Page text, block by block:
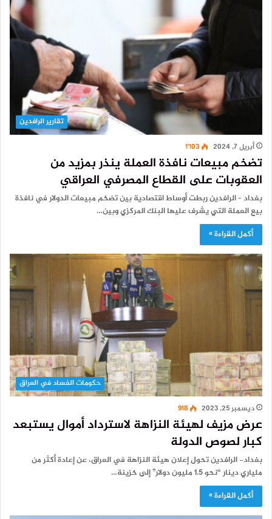
تقارير الرافدين
أبريل 7, 2024
1٬103
تضخم مبيعات نافذة العملة ينذر بمزيد من
العقوبات على القطاع المصرفي العراقي
بغداد – الرافدين ربطت أوساط اقتصادية بين تضخم مبيعات الدولار في نافذة
بيع العملة التي يشرف عليها البنك المركزي وبين…
أكمل القراءة »
حكومات الفساد في العراق
ديسمبر 25, 2023
918
عرض مزيف لهيئة النزاهة لاسترداد أموال يستبعد
كبار لصوص الدولة
بغداد- الرافدين تحول إعلان هيئة النزاهة في العراق، عن إعادة أكثر من
ملياري دينار “نحو 1.5 مليون دولار” إلى خزينة…
أكمل القراءة »